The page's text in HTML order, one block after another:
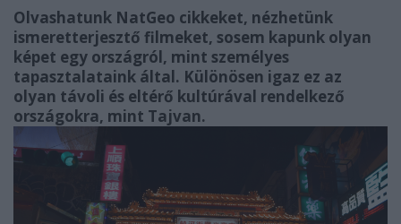
Olvashatunk NatGeo cikkeket, nézhetünk
ismeretterjesztő filmeket, sosem kapunk olyan
képet egy országról, mint személyes
tapasztalataink által. Különösen igaz ez az
olyan távoli és eltérő kultúrával rendelkező
országokra, mint Tajvan.